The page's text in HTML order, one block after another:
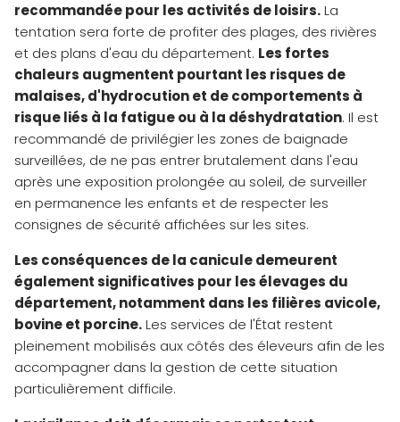
recommandée pour les activités de loisirs.La
tentation sera forte de profiter des plages, des rivières
et des plans d'eau du département. Les fortes
chaleurs augmentent pourtant les risques de
malaises, d'hydrocution et de comportements à
risque liés à la fatigue ou à la déshydratation. Il est
recommandé de privilégier les zones de baignade
surveillées, de ne pas entrer brutalement dans l'eau
après une exposition prolongée au soleil, de surveiller
en permanence les enfants et de respecter les
consignes de sécurité affichées sur les sites.
Les conséquences de la canicule demeurent
également significatives pour les élevages du
département, notamment dans les filières avicole,
bovine et porcine.Les services de l'État restent
pleinement mobilisés aux côtés des éleveurs afin de les
accompagner dans la gestion de cette situation
particulièrement difficile.